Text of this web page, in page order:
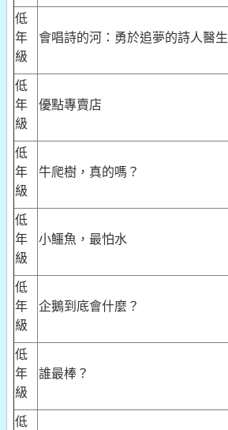
低
年
級
會唱詩的河：勇於追夢的詩人醫生
低
年
級
優點專賣店
低
年
級
牛爬樹，真的嗎？
低
年
級
小鱷魚，最怕水
低
年
級
企鵝到底會什麼？
低
年
級
誰最棒？
低